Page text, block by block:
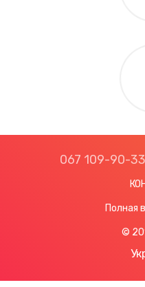
067 109-90-33
Полная
©